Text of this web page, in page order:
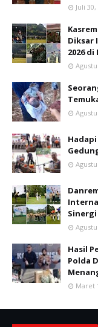
Juli
Diksar
2026
Hadapi
Hasil
Polda
Maret